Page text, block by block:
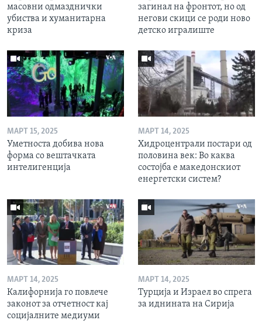
масовни одмазднички
убиства и хуманитарна
криза
загинал на фронтот, но од
негови скици се роди ново
детско игралиште
МАРТ 15, 2025
Уметноста добива нова
форма со вештачката
интелигенција
МАРТ 14, 2025
Хидроцентрали постари од
половина век: Во каква
состојба е македонскиот
енергетски систем?
МАРТ 14, 2025
Калифорнија го повлече
законот за отчетност кај
социјалните медиуми
МАРТ 14, 2025
Турција и Израел во спрега
за иднината на Сирија